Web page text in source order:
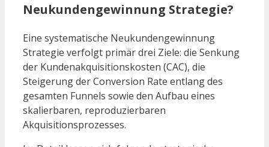
Neukundengewinnung Strategie?
Eine systematische Neukundengewinnung
Strategie verfolgt primär drei Ziele: die Senkung
der Kundenakquisitionskosten (CAC), die
Steigerung der Conversion Rate entlang des
gesamten Funnels sowie den Aufbau eines
skalierbaren, reproduzierbaren
Akquisitionsprozesses.